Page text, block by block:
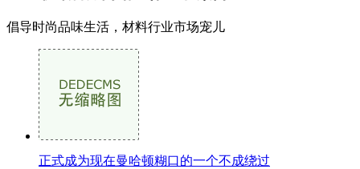
倡导时尚品味生活，材料行业市场宠儿
正式成为现在曼哈顿糊口的一个不成绕过